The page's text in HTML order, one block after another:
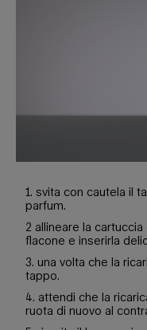
1. svita con cautela il
parfum.
2 allineare la
flacone e inserirla
3. una volta che la
tappo.
4. attendi che la
ruota di nuovo al